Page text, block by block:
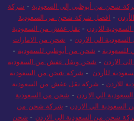
الإمارات إلى السعودية-شركة شحن
شحن من أبوظبي إلى السعودية-شركة
-افضل شركة شحن من السعودية
للاردن-نقل عفش من السعودية
الي الاردن -شحن من الامارات
-شحن من أبوظبي للسعودية-
الاردن-شحن ونقل عفش من السعودية
للأردن -شركة شحن من السعودية
للاردن - شركة نقل عفش من السعودية
الي الاردن- شحن من السعودية
الي الاردن-شركة شحن من